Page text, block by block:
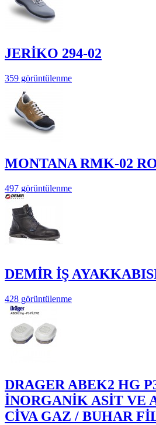
JERİKO 294-02
359 görüntülenme
MONTANA RMK-02
497 görüntülenme
DEMİR İŞ
428 görüntülenme
DRAGER ABEK2 HG
İNORGANİK ASİT VE
CİVA GAZ / BUHAR